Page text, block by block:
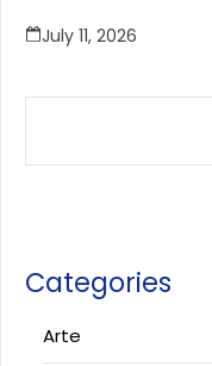
July 11, 2026
Categories
Arte